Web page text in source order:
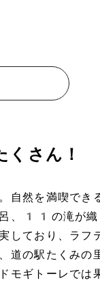
さん！
自然を満喫でき
、11の滝が織
しており、ラフ
道の駅たくみの
モギトーレでは